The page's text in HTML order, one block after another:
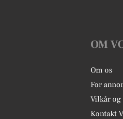
OM
Om os
For
Vilkår
Kontakt